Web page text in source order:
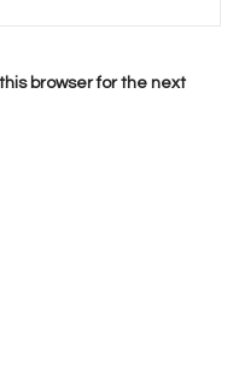
browser for the next